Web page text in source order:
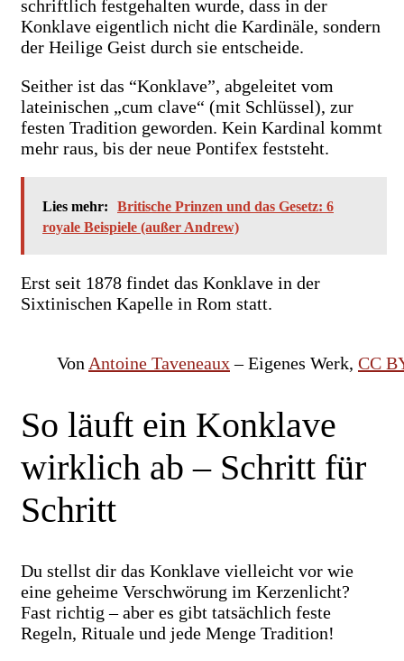
schriftlich festgehalten wurde, dass in der
Konklave eigentlich nicht die Kardinäle, sondern
der Heilige Geist durch sie entscheide.
Seither ist das “Konklave”, abgeleitet vom
lateinischen „cum clave“ (mit Schlüssel), zur
festen Tradition geworden. Kein Kardinal kommt
mehr raus, bis der neue Pontifex feststeht.
Lies mehr:
Britische Prinzen und das Gesetz: 6
royale Beispiele (außer Andrew)
Erst seit 1878 findet das Konklave in der
Sixtinischen Kapelle in Rom statt.
Von Antoine Taveneaux–Eigenes Werk, CC
So läuft ein Konklave
wirklich ab – Schritt für
Schritt
Du stellst dir das Konklave vielleicht vor wie
eine geheime Verschwörung im Kerzenlicht?
Fast richtig – aber es gibt tatsächlich feste
Regeln, Rituale und jede Menge Tradition!